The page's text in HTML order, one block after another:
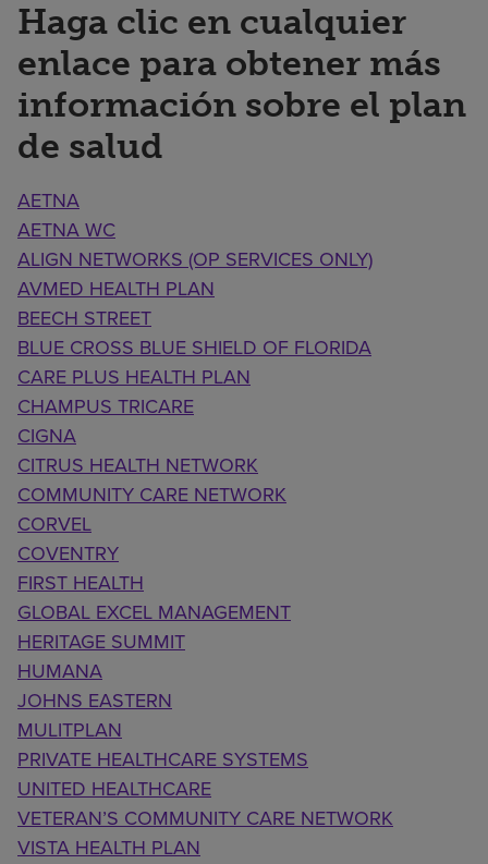
Haga clic en cualquier
enlace para obtener más
información sobre el plan
de salud
AETNA
AETNA WC
ALIGN NETWORKS (OP SERVICES ONLY)
AVMED HEALTH PLAN
BEECH STREET
BLUE CROSS BLUE SHIELD OF FLORIDA
CARE PLUS HEALTH PLAN
CHAMPUS TRICARE
CIGNA
CITRUS HEALTH NETWORK
COMMUNITY CARE NETWORK
CORVEL
COVENTRY
FIRST HEALTH
GLOBAL EXCEL MANAGEMENT
HERITAGE SUMMIT
HUMANA
JOHNS EASTERN
MULITPLAN
PRIVATE HEALTHCARE SYSTEMS
UNITED HEALTHCARE
VETERAN’S COMMUNITY CARE NETWORK
VISTA HEALTH PLAN